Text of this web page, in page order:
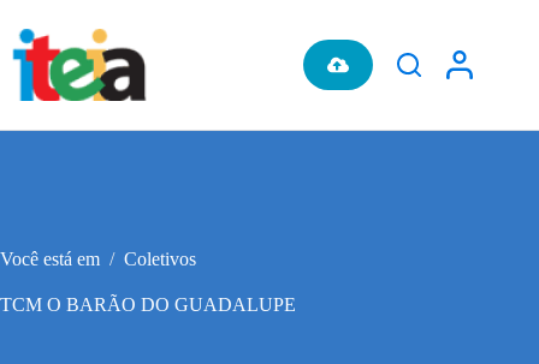
para
conteúdo
Você está em / Coletivos
TCM O BARÃO DO GUADALUPE